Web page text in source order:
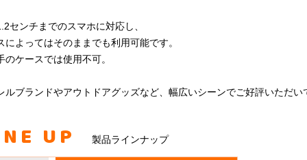
センチまでのスマホに対応し、
によってはそのままでも利用可能です。
ケースでは使用不可。
ルブランドやアウトドアグッズなど、幅広いシーンでご好評いただい
UP 製品ラインナップ